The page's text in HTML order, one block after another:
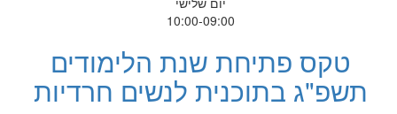
10:00-09:00
טקס פתיחת שנת הלימודים
תשפ"ג בתוכנית לנשים חרדיות